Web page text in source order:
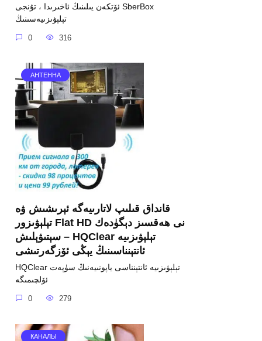
ئۆتكەن يىلىنىڭ ئاخىرىدا ، تۇنجى SberBox
تېلېۋىزىيەسىنىڭ
0 316
АНТЕННА
قانداق قىلىپ لاتارىيەگە ئېرىشىش ۋە
تېلېۋىزور Flat HD نى ھەقسىز دېگۈدەك
سېتىۋېلىش – HQClear تېلېۋىزىيە
ئانتېنناسىنىڭ يېڭى ئۆزگەرتىشى
HQClear تېلېۋىزىيە ئانتېنناسى ياپونىيەنىڭ سۈپەت
ئۆلچىمىگە
0 279
КАНАЛЫ